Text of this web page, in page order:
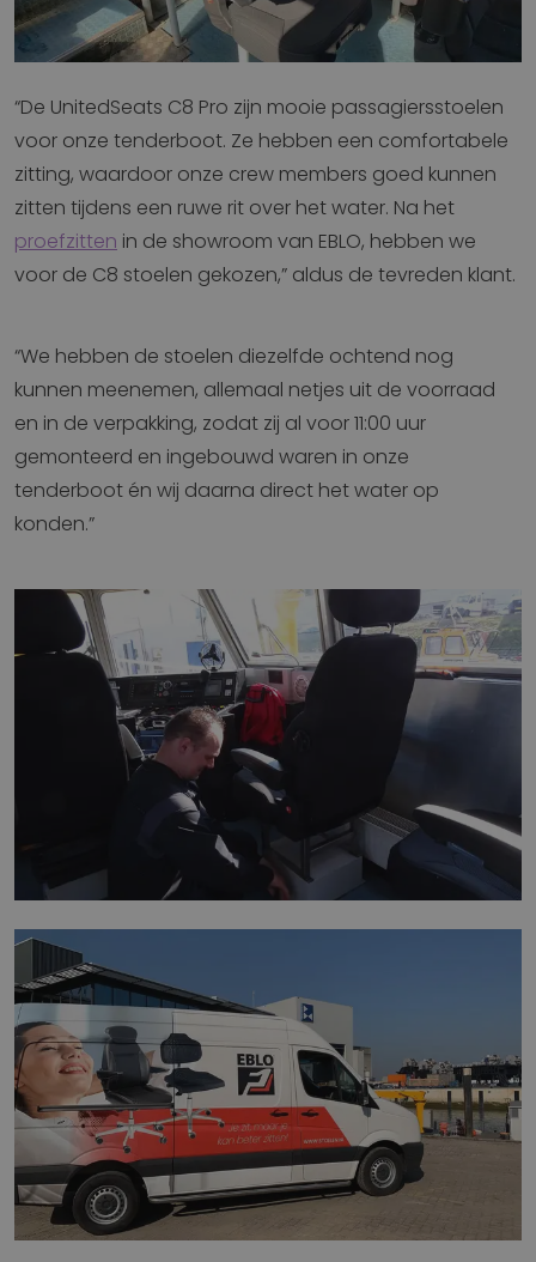
“De UnitedSeats C8 Pro zijn mooie passagiersstoelen
voor onze tenderboot. Ze hebben een comfortabele
zitting, waardoor onze crew members goed kunnen
zitten tijdens een ruwe rit over het water. Na het
proefzitten in de showroom van EBLO, hebben we
voor de C8 stoelen gekozen,” aldus de tevreden klant.
“We hebben de stoelen diezelfde ochtend nog
kunnen meenemen, allemaal netjes uit de voorraad
en in de verpakking, zodat zij al voor 11:00 uur
gemonteerd en ingebouwd waren in onze
tenderboot én wij daarna direct het water op
konden.”